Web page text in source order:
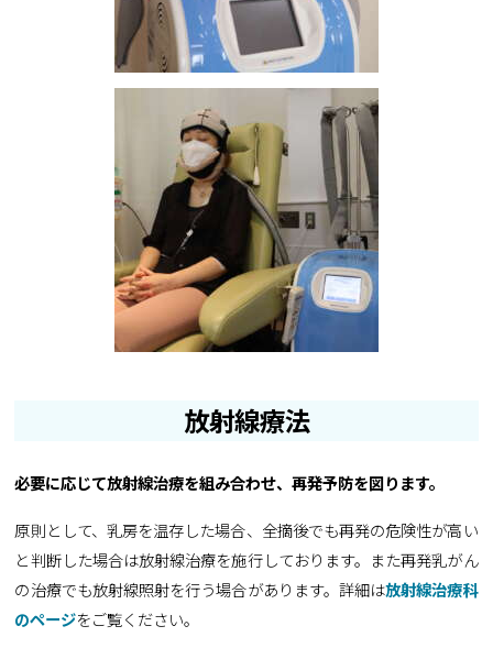
放射線療法
必要に応じて放射線治療を組み合わせ、再発予防を図ります。
原則として、乳房を温存した場合、全摘後でも再発の危険性が高い
と判断した場合は放射線治療を施行しております。また再発乳がん
の治療でも放射線照射を行う場合があります。詳細は放射線治療科
のページをご覧ください。